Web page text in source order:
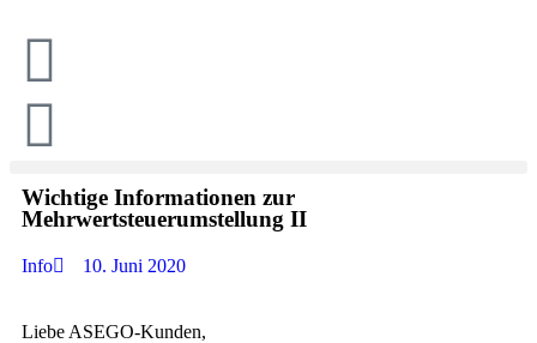
Wichtige Informationen zur
Mehrwertsteuerumstellung II
Info 10. Juni 2020
Liebe ASEGO-Kunden,